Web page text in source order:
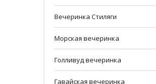
Вечеринка Стиляги
Морская вечеринка
Голливуд вечеринка
Гавайская вечеринка